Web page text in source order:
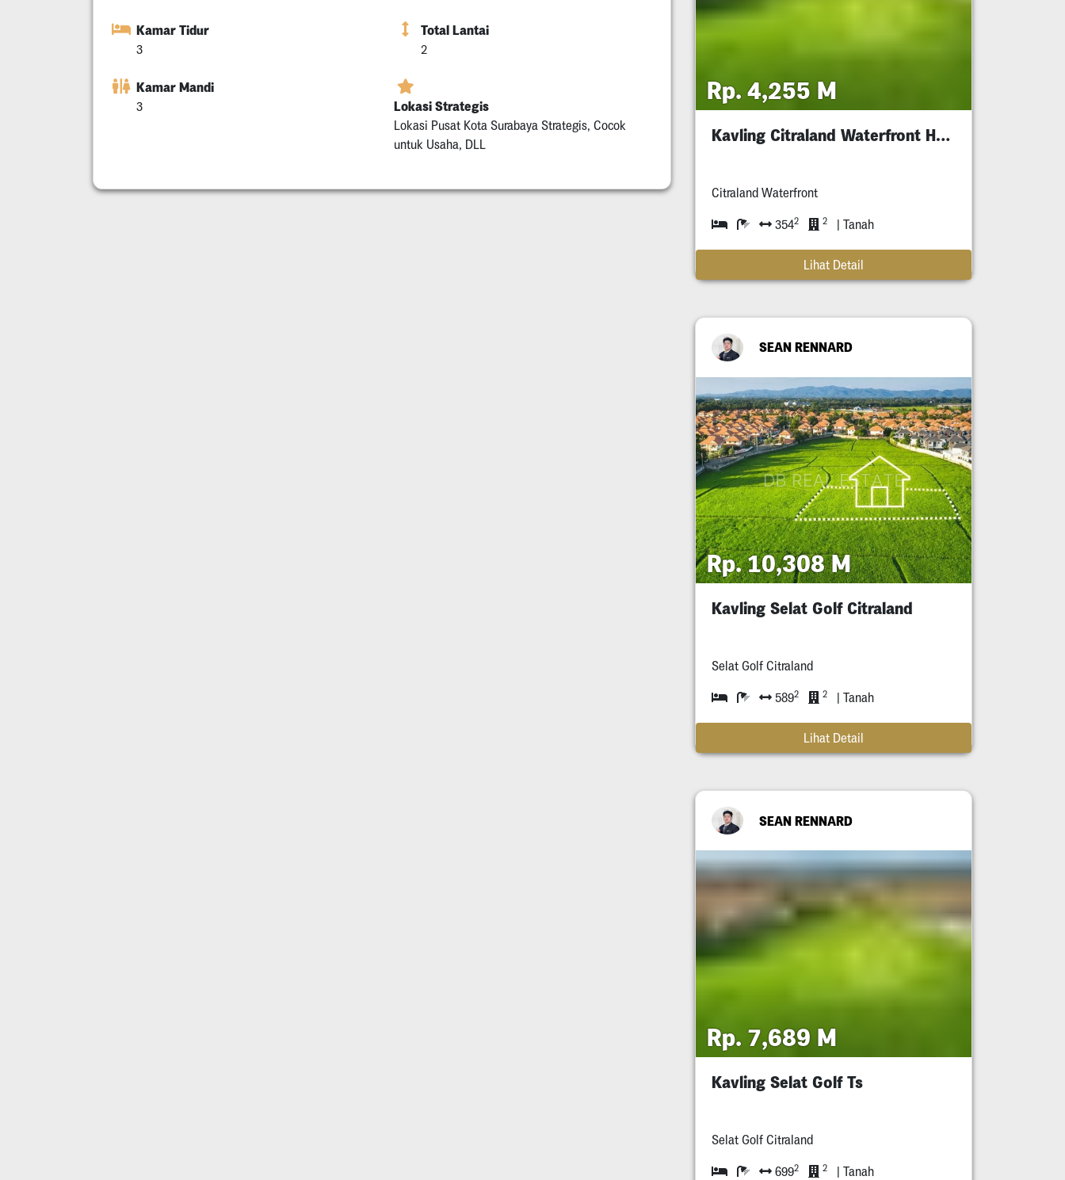
Kamar Tidur
3
Total Lantai
2
Kamar Mandi
3 Lokasi Strategis
Lokasi Pusat Kota Surabaya Strategis, Cocok
untuk Usaha, DLL
Rp. 4,255 M
Kavling Citraland Waterfront Hunian
Citraland Waterfront
3542 2 | Tanah
Lihat Detail
SEAN RENNARD
Rp. 10,308 M
Kavling Selat Golf Citraland
Selat Golf Citraland
5892 2 | Tanah
Lihat Detail
SEAN RENNARD
Rp. 7,689 M
Kavling Selat Golf Ts
Selat Golf Citraland
6992 2 | Tanah